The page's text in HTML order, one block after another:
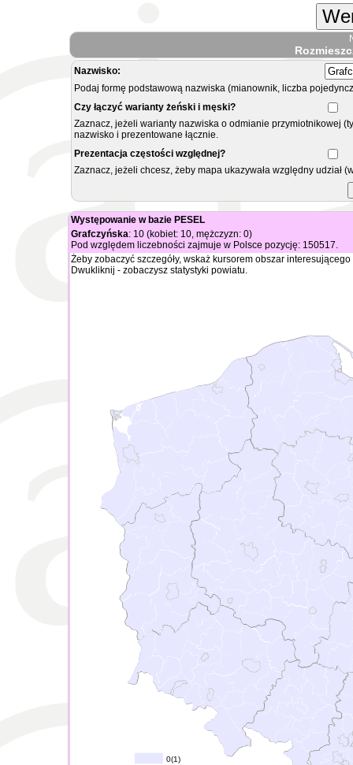
Nazwisko:
Podaj formę podstawową nazwiska (mianownik, liczba
Czy łączyć warianty żeński i męski?
Zaznacz, jeżeli warianty nazwiska o odmianie przymiotnikowej
nazwisko i prezentowane łącznie.
Prezentacja częstości względnej?
Zaznacz, jeżeli chcesz, żeby mapa ukazywała względny
Występowanie w bazie PESEL
Grafczyńska: 10 (kobiet: 10, mężczyzn: 0)
Pod względem liczebności zajmuje w Polsce pozycję: 150517.
Żeby zobaczyć szczegóły, wskaż kursorem obszar
Dwukliknij - zobaczysz statystyki powiatu.
0(1)